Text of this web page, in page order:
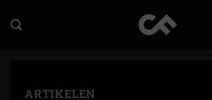
naar
ARTIKELEN